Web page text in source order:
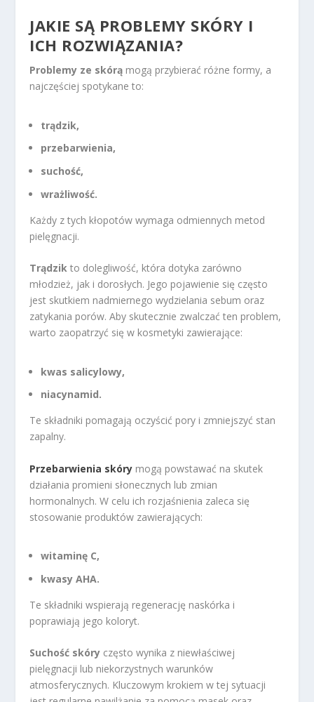
JAKIE SĄ PROBLEMY SKÓRY I
ICH ROZWIĄZANIA?
Problemy ze skórą mogą przybierać różne formy, a
najczęściej spotykane to:
trądzik,
przebarwienia,
suchość,
wrażliwość.
Każdy z tych kłopotów wymaga odmiennych metod
pielęgnacji.
Trądzik to dolegliwość, która dotyka zarówno
młodzież, jak i dorosłych. Jego pojawienie się często
jest skutkiem nadmiernego wydzielania sebum oraz
zatykania porów. Aby skutecznie zwalczać ten problem,
warto zaopatrzyć się w kosmetyki zawierające:
kwas salicylowy,
niacynamid.
Te składniki pomagają oczyścić pory i zmniejszyć stan
zapalny.
Przebarwienia skóry mogą powstawać na skutek
działania promieni słonecznych lub zmian
hormonalnych. W celu ich rozjaśnienia zaleca się
stosowanie produktów zawierających:
witaminę C,
kwasy AHA.
Te składniki wspierają regenerację naskórka i
poprawiają jego koloryt.
Suchość skóry często wynika z niewłaściwej
pielęgnacji lub niekorzystnych warunków
atmosferycznych. Kluczowym krokiem w tej sytuacji